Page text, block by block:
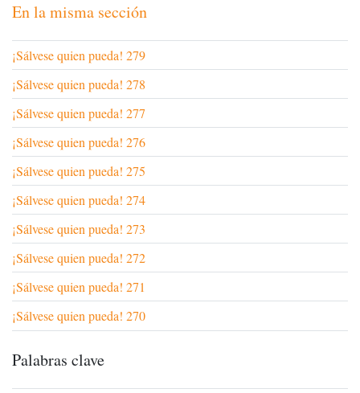
En la misma sección
¡Sálvese quien pueda! 279
¡Sálvese quien pueda! 278
¡Sálvese quien pueda! 277
¡Sálvese quien pueda! 276
¡Sálvese quien pueda! 275
¡Sálvese quien pueda! 274
¡Sálvese quien pueda! 273
¡Sálvese quien pueda! 272
¡Sálvese quien pueda! 271
¡Sálvese quien pueda! 270
Palabras clave